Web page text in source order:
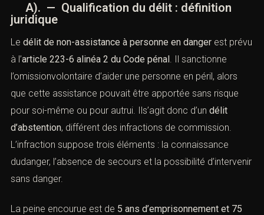
A). — Qualification du délit : définition
juridique
Le délit de non-assistance à personne en danger est prévu
à l’article 223-6 alinéa 2 du Code pénal . Il sanctionne
l’omissionvolontaire d’aider une personne en péril, alors
que cette assistance pouvait être apportée sans risque
pour soi-même ou pour autrui. Ils’agit donc d’un délit
d’abstention, différent des infractions de commission.
L’infraction suppose trois éléments : la connaissance
dudanger, l’absence de secours et la possibilité d’intervenir
sans danger.
La peine encourue est de 5 ans d’emprisonnement et 75